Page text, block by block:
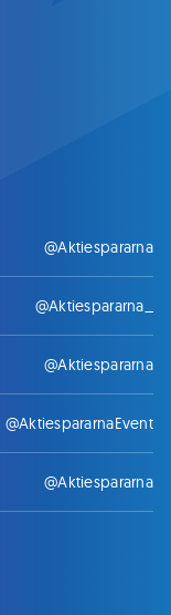
@Aktiespararna
@Aktiespararna_
@Aktiespararna
@AktiespararnaEvent
@Aktiespararna